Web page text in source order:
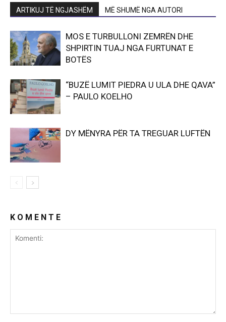
ARTIKUJ TË NGJASHËM MË SHUMË NGA AUTORI
MOS E TURBULLONI ZEMRËN DHE
SHPIRTIN TUAJ NGA FURTUNAT E
BOTËS
“BUZË LUMIT PIEDRA U ULA DHE QAVA”
– PAULO KOELHO
DY MËNYRA PËR TA TREGUAR LUFTËN
K O M E N T E